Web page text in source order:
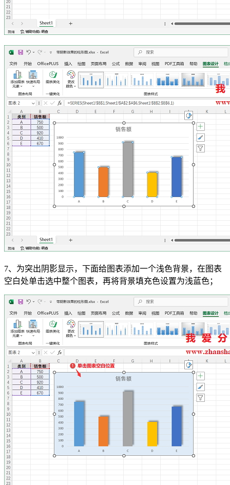
7、为突出阴影显示，下面给图表添加一个浅色背景，在图表
空白处单击选中整个图表，再将背景填充色设置为浅蓝色；